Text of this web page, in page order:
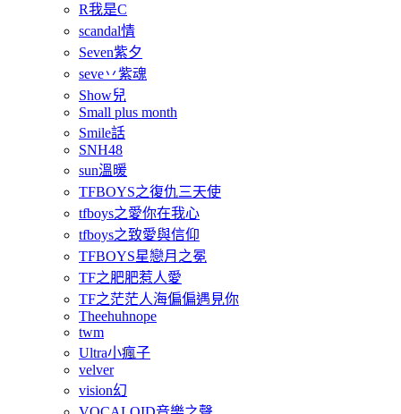
R我是C
scandal情
Seven紫夕
seve丷紫魂
Show兒
Small plus month
Smile話
SNH48
sun溫暖
TFBOYS之復仇三天使
tfboys之愛你在我心
tfboys之致愛與信仰
TFBOYS星戀月之冕
TF之肥肥惹人愛
TF之茫茫人海偏偏遇見你
Theehuhnope
twm
Ultra小瘋子
velver
vision幻